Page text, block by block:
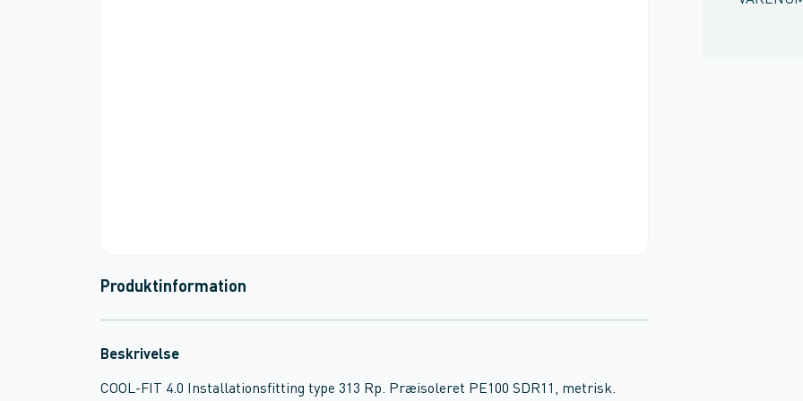
Produktinformation
Beskrivelse
COOL-FIT 4.0 Installationsfitting type 313 Rp. Præisoleret PE100 SDR11, metrisk.